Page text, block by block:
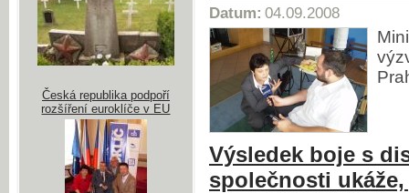
Datum: 04.09.2008
Výsledek boje s
společnosti
Česká republika podpoří
rozšíření euroklíče v EU